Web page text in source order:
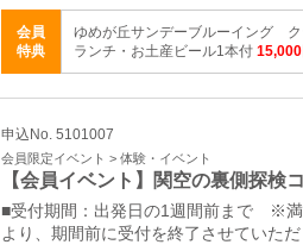
会員
特典
ゆめが丘サンデーブルーイング
ランチ・お土産ビール1本付 15,000
申込No. 5101007
会員限定イベント > 体験・イベント
【会員イベント】関空の裏側探検
■受付期間：出発日の1週間前まで ※満
より、期間前に受付を終了させていただ